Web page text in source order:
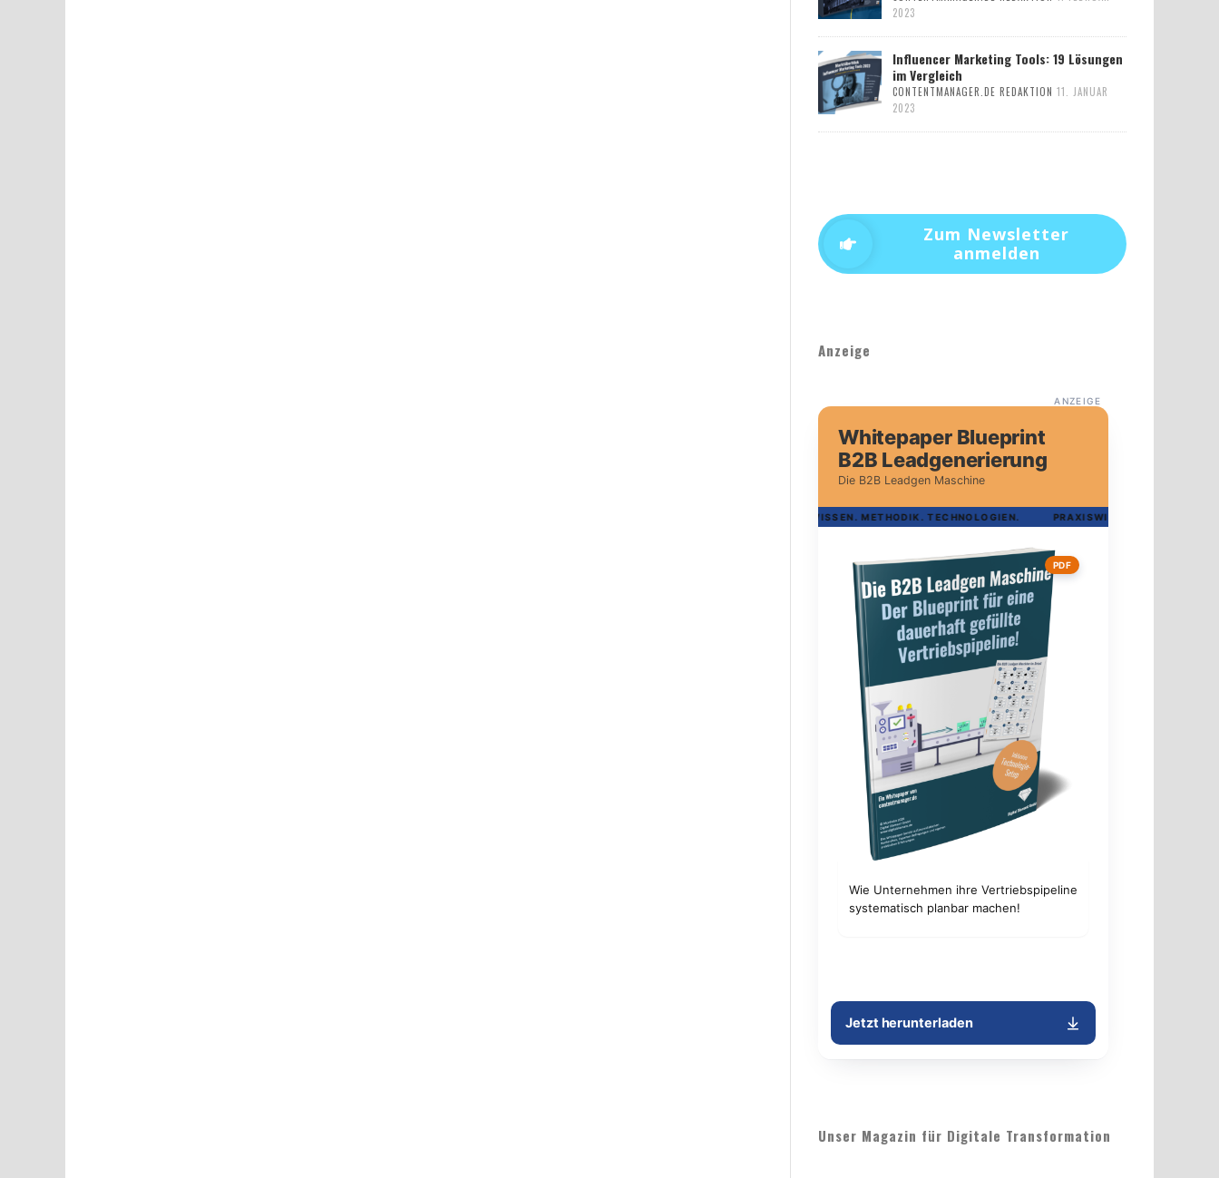
2023
Influencer Marketing Tools: 19 Lösungen
im Vergleich
CONTENTMANAGER.DE REDAKTION 11. JANUAR
2023
Zum Newsletter
anmelden
Anzeige
Unser Magazin für Digitale Transformation